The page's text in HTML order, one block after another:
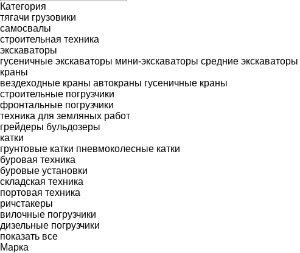
Категория
тягачи грузовики
самосвалы
строительная техника
экскаваторы
гусеничные экскаваторы мини-экскаваторы средние экскаваторы
краны
вездеходные краны автокраны гусеничные краны
строительные погрузчики
фронтальные погрузчики
техника для земляных работ
грейдеры бульдозеры
катки
грунтовые катки пневмоколесные катки
буровая техника
буровые установки
складская техника
портовая техника
ричстакеры
вилочные погрузчики
дизельные погрузчики
показать все
Марка